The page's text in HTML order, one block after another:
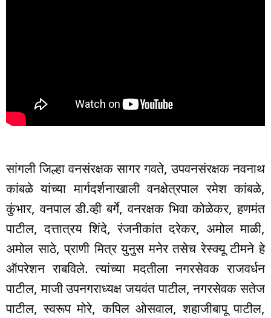
सांगली जिल्हा वनसंरक्षक सागर गवते, उपवनसंरक्षक नवनाथ
कांबळे यांच्या मार्गदर्शनाखाली वनक्षेत्रपाल रमेश कांबळे,
कुंभार, वनपाल डी.व्ही बर्गे, वनरक्षक भिवा कोळेकर, हणमंत
पाटील, दत्तात्रय शिंदे, रंजनीकांत दरेकर, अमोल माळी,
अमोल साठे, प्राणी मित्र युनुस मनेर तसेच रेस्क्यू टीमने हे
ऑपरेशन राबविले. त्यांच्या मदतीला नगरसेवक राजवर्धन
पाटील, माजी उपनगराध्यक्ष जयवंत पाटील, नगरसेवक सतेज
पाटील, स्वरूप मोरे, कपिल ओसवाल, शहाजीबापू पाटील,